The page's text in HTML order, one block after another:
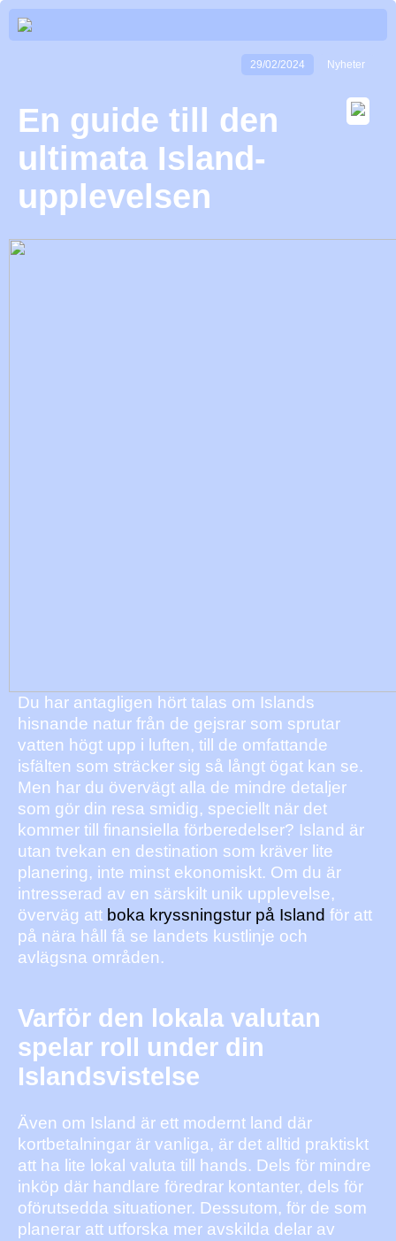
29/02/2024 Nyheter
En guide till den
ultimata Island-
upplevelsen
Du har antagligen hört talas om Islands
hisnande natur från de gejsrar som sprutar
vatten högt upp i luften, till de omfattande
isfälten som sträcker sig så långt ögat kan se.
Men har du övervägt alla de mindre detaljer
som gör din resa smidig, speciellt när det
kommer till finansiella förberedelser? Island är
utan tvekan en destination som kräver lite
planering, inte minst ekonomiskt. Om du är
intresserad av en särskilt unik upplevelse,
överväg att boka kryssningstur på Island för att
på nära håll få se landets kustlinje och
avlägsna områden.
Varför den lokala valutan
spelar roll under din
Islandsvistelse
Även om Island är ett modernt land där
kortbetalningar är vanliga, är det alltid praktiskt
att ha lite lokal valuta till hands. Dels för mindre
inköp där handlare föredrar kontanter, dels för
oförutsedda situationer. Dessutom, för de som
planerar att utforska mer avskilda delar av